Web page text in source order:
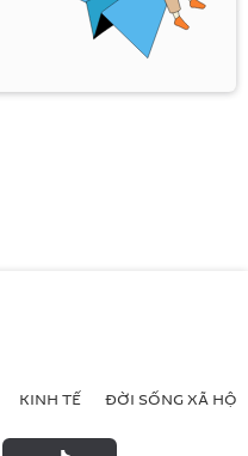
KINH TẾ ĐỜI SỐNG XÃ HỘI